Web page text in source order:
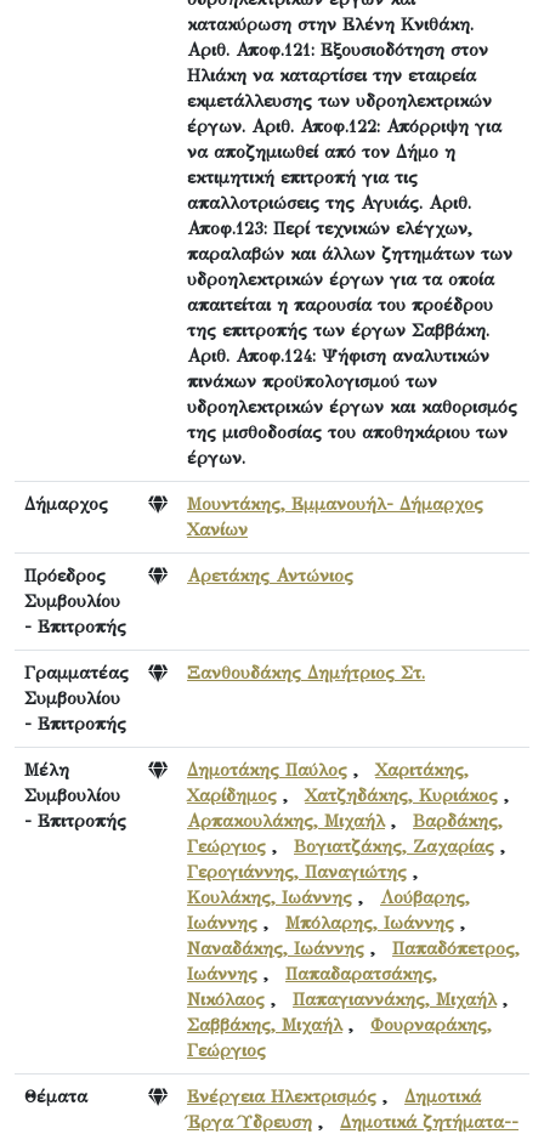
κατακύρωση στην Ελένη Κνιθάκη.
Αριθ. Αποφ.121: Εξουσιοδότηση στον
Ηλιάκη να καταρτίσει την εταιρεία
εκμετάλλευσης των υδροηλεκτρικών
έργων. Αριθ. Αποφ.122: Απόρριψη για
να αποζημιωθεί από τον Δήμο η
εκτιμητική επιτροπή για τις
απαλλοτριώσεις της Αγυιάς. Αριθ.
Αποφ.123: Περί τεχνικών ελέγχων,
παραλαβών και άλλων ζητημάτων των
υδροηλεκτρικών έργων για τα οποία
απαιτείται η παρουσία του προέδρου
της επιτροπής των έργων Σαββάκη.
Αριθ. Αποφ.124: Ψήφιση αναλυτικών
πινάκων προϋπολογισμού των
υδροηλεκτρικών έργων και καθορισμός
της μισθοδοσίας του αποθηκάριου των
έργων.
Δήμαρχος
Μουντάκης, Εμμανουήλ- Δήμαρχος
Χανίων
Πρόεδρος
Συμβουλίου
- Επιτροπής
Αρετάκης Αντώνιος
Γραμματέας
Συμβουλίου
- Επιτροπής
Ξανθουδάκης Δημήτριος Στ.
Μέλη
Συμβουλίου
- Επιτροπής
Δημοτάκης Παύλος , Χαριτάκης,
Χαρίδημος , Χατζηδάκης, Κυριάκος ,
Αρπακουλάκης, Μιχαήλ, Βαρδάκης,
Γεώργιος , Βογιατζάκης, Ζαχαρίας ,
Γερογιάννης, Παναγιώτης ,
Κουλάκης, Ιωάννης ,
Λούβαρης,
Ιωάννης , Μπόλαρης, Ιωάννης ,
Ναναδάκης, Ιωάννης , Παπαδόπετρος,
Ιωάννης , Παπαδαρατσάκης,
Νικόλαος , Παπαγιαννάκης, Μιχαήλ,
Σαββάκης, Μιχαήλ, Φουρναράκης,
Γεώργιος
Θέματα Ενέργεια Ηλεκτρισμός , Δημοτικά
Έργα Ύδρευση , Δημοτικά ζητήματα--